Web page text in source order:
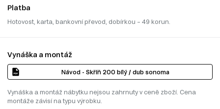
Platba
Hotovost, karta, bankovní převod, dobírkou – 49 korun.
Vynáška a montáž
Návod - Skříň 200 bílý / dub sonoma
Vynáška a montáž nábytku nejsou zahrnuty v ceně zboží. Cena
montáže závisí na typu výrobku.